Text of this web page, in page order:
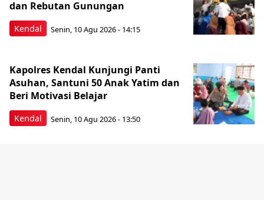
Kendal
dan Rebutan Gunungan
Senin, 10 Agu 2026 - 14:15
Kendal
Kapolres Kendal Kunjungi Panti
Asuhan, Santuni 50 Anak Yatim dan
Beri Motivasi Belajar
Senin, 10 Agu 2026 - 13:50